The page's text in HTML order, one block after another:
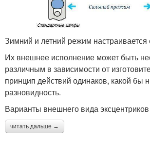
Зимний и летний режим
Их внешнее исполнение может быть
различным в зависимости от
принцип действий одинаков, какой бы
разновидность.
Варианты внешнего вида эксцентриков
читать дальше →